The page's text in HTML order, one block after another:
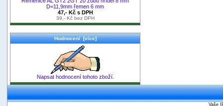
D=11,9mm řemen 6 mm
47,- Kč s DPH
39,- Kč bez DPH
Hodnocení [více]
Napsat hodnocení tohoto zboží.
Vaše